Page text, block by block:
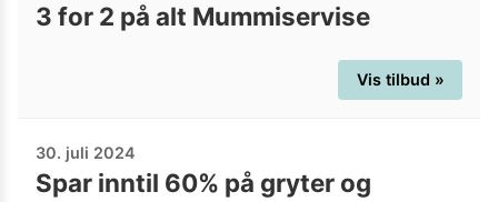
3 for 2 på alt Mummiservise
Vis tilbud »
30. juli 2024
Spar inntil 60% på gryter og